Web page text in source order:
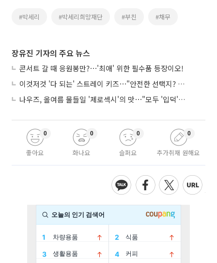
#박세리 #박세리희망재단 #부친 #채무
장유진 기자의 주요 뉴스
콘서트 갈 때 응원봉만?⋯'최애' 위한 필수품 등장이오!
이것저것 '다 되는' 스트레이 키즈⋯"안전한 선택지? 도전이 재밌죠"
나우즈, 올여름 물들일 '제로섹시'의 맛⋯"모두 '입덕'시킬 것"
좋아요
0
화나요
0
슬퍼요
0
추가취재 원해요
0